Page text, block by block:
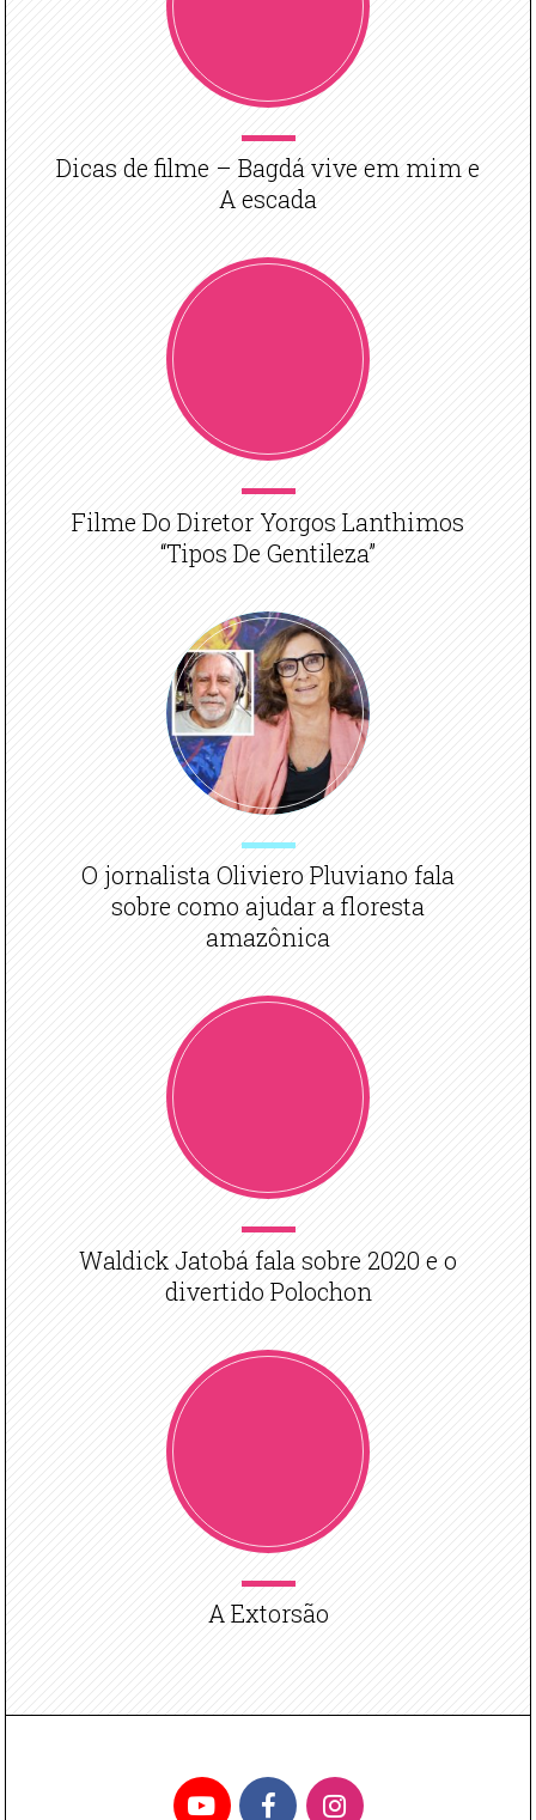
Dicas de filme – Bagdá vive em mim e
A escada
Filme Do Diretor Yorgos Lanthimos
“Tipos De Gentileza”
O jornalista Oliviero Pluviano fala
sobre como ajudar a floresta
amazônica
Waldick Jatobá fala sobre 2020 e o
divertido Polochon
A Extorsão
YouTubeFacebookInstagram